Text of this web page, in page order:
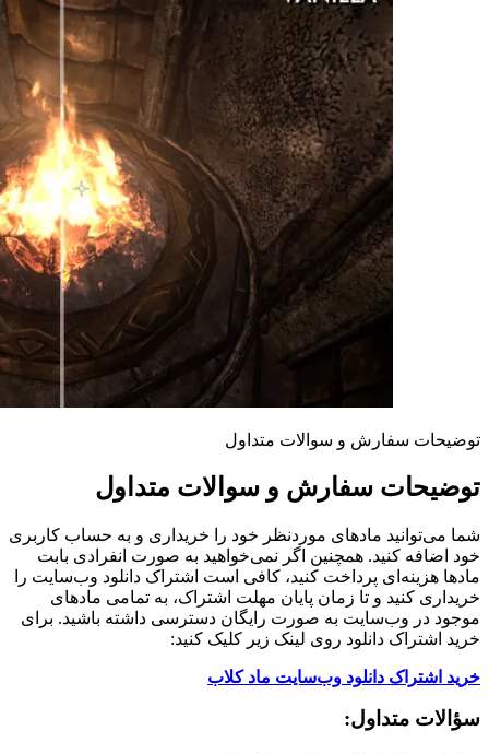
توضیحات سفارش و سوالات متداول
توضیحات سفارش و سوالات متداول
شما می‌توانید مادهای موردنظر خود را خریداری و به حساب کاربری
خود اضافه کنید. همچنین اگر نمی‌خواهید به صورت انفرادی بابت
مادها هزینه‌ای پرداخت کنید، کافی است اشتراک دانلود وب‌سایت را
خریداری کنید و تا زمان پایان مهلت اشتراک، به تمامی مادهای
موجود در وب‌سایت به صورت رایگان دسترسی داشته باشید. برای
خرید اشتراک دانلود روی لینک زیر کلیک کنید:
خرید اشتراک دانلود وب‌سایت ماد کلاب
سؤالات متداول: